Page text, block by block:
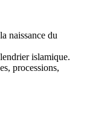
naissance du
islamique.
processions,